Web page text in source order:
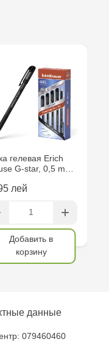
Mihai
31 August 1989,
Calea Ieșilor,
- bd. Ștefan cel
гелевая Erich
G-star, 0,5 m…
лей
Добавить в
корзину
данные
079460460